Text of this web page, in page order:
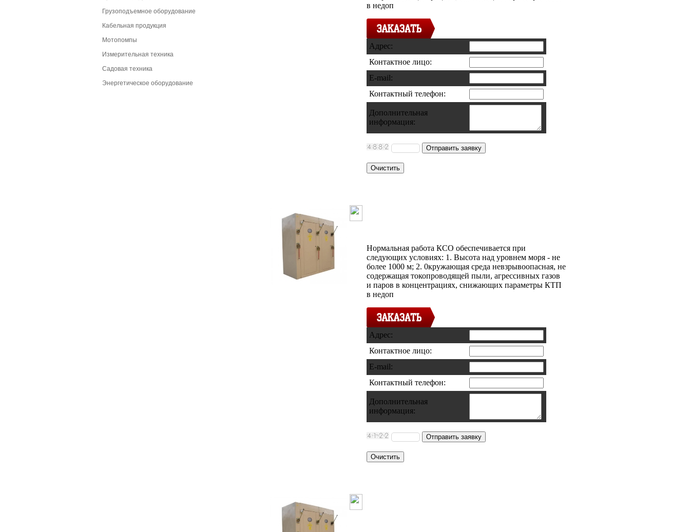
Грузоподъемное оборудование
Кабельная продукция
Мотопомпы
Измерительная техника
Садовая техника
Энергетическое оборудование
в недоп
Адрес:
Контактное лицо:
E-mail:
Контактный телефон:
Дополнительная
информация:
Нормальная работа КСО обеспечивается при
следующих условиях: 1. Высота над уровнем моря - не
более 1000 м; 2. 0кружающая среда невзрывоопасная, не
содержащая токопроводящей пыли, агрессивных газов
и паров в концентрациях, снижающих параметры КТП
в недоп
Адрес:
Контактное лицо:
E-mail:
Контактный телефон:
Дополнительная
информация: